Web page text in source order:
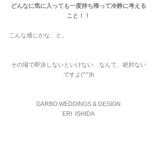
どんなに気に入っても一度持ち帰って冷静に考える
こと！！
こんな感じかな、と。
その場で即決しないといけない、なんて、絶対ない
ですよ(^^)b
GARBO WEDDINGS & DESIGN
ERI  ISHIDA